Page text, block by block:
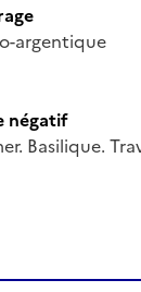
argentique
négatif
Basilique.